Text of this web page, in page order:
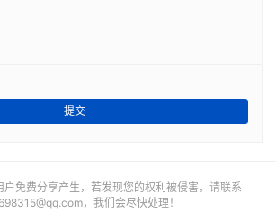
提交
户免费分享产生，若发现您的权利被侵害，请联系
，我们会尽快处理！